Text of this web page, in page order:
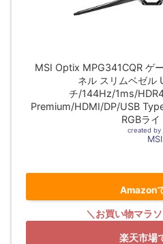
MSI Optix MPG341CQR ゲ
ネル スリムベゼル
チ/144Hz/1ms/
Premium/HDMI/DP/USB
RGBラ
created by
MSI
Amazon
楽天市場